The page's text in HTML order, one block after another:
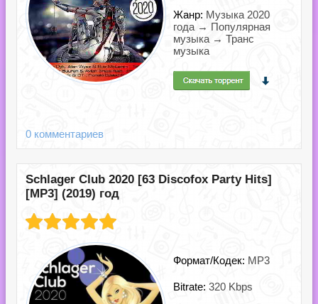
Жанр: Музыка 2020
года → Популярная
музыка → Транс
музыка
0 комментариев
Schlager Club 2020 [63 Discofox Party Hits]
[MP3] (2019) год
Формат/Кодек: MP3
Bitrate: 320 Kbps